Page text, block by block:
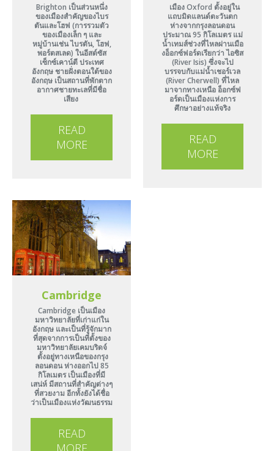
Brighton เป็นส่วนหนึ่ง
ของเมืองสำคัญของไบร
ตันและโฮฟ (การรวมตัว
ของเมืองเล็ก ๆ และ
หมู่บ้านเช่น ไบรตัน, โฮฟ,
พอร์ตสเลด) ในอีสต์ซัส
เซ็กซ์เคาน์ตี ประเทศ
อังกฤษ ชายฝั่งตอนใต้ของ
อังกฤษ เป็นสถานที่พักตาก
อากาศชายทะเลที่มีชื่อ
เสียง
READ
MORE
เมือง Oxford ตั้งอยู่ใน
แถบมิดแลนด์ตะวันตก
ห่างจากกรุงลอนดอน
ประมาณ 95 กิโลเมตร แม่
น้ำเทมส์ช่วงที่ไหลผ่านเมือ
งอ็อกซ์ฟอร์ดเรียกว่า ไอซิส
(River Isis) ซึ่งจะไป
บรรจบกับแม่น้ำเชอร์เวล
(River Cherwell) ที่ไหล
มาจากทางเหนือ อ็อกซ์ฟ
อร์ดเป็นเมืองแห่งการ
ศึกษาอย่างแท้จริง
READ
MORE
Cambridge
Cambridge เป็นเมือง
มหาวิทยาลัยที่เก่าแก่ใน
อังกฤษ และเป็นที่รู้จักมาก
ที่สุดจากการเป็นที่ตั้งของ
มหาวิทยาลัยเคมบริดจ์
ตั้งอยู่ทางเหนือของกรุง
ลอนดอน ห่างออกไป 85
กิโลเมตร เป็นเมืองที่มี
เสน่ห์ มีสถานที่สำคัญต่างๆ
ที่สวยงาม อีกทั้งยังได้ชื่อ
ว่าเป็นเมืองแห่งวัฒนธรรม
READ